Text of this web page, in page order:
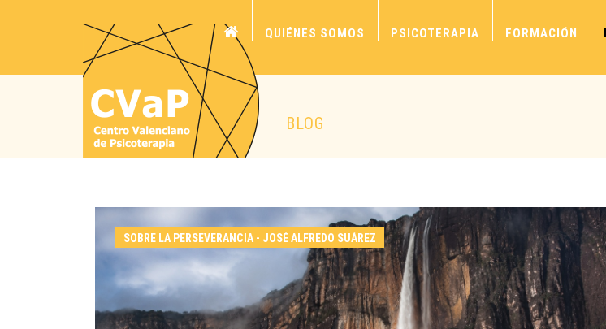
QUIÉNES SOMOS PSICOTERAPIA FORMACIÓN
BLOG
SOBRE LA PERSEVERANCIA - JOSÉ ALFREDO SUÁREZ